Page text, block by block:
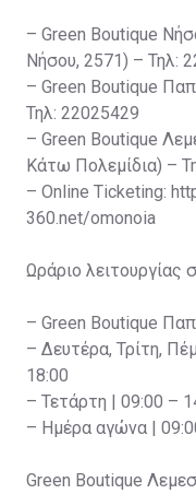
– Green Boutique
Νήσου, 2571) – Τηλ:
– Green Boutique
Τηλ: 22025429
– Green Boutique
Κάτω Πολεμίδια) –
– Online Ticketing:
360.net/omonoia
Ωράριο λειτουργίας
– Green Boutique
– Δευτέρα, Τρίτη,
18:00
– Τετάρτη | 09:00 –
– Ημέρα αγώνα |
Green Boutique